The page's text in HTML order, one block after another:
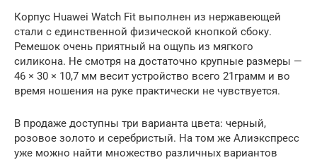
Корпус Huawei Watch Fit выполнен из нержавеющей
стали с единственной физической кнопкой сбоку.
Ремешок очень приятный на ощупь из мягкого
силикона. Не смотря на достаточно крупные размеры —
46 × 30 × 10,7 мм весит устройство всего 21грамм и во
время ношения на руке практически не чувствуется.
В продаже доступны три варианта цвета: черный,
розовое золото и серебристый. На том же Алиэкспресс
уже можно найти множество различных вариантов